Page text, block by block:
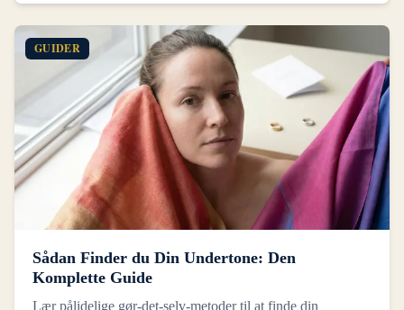
GUIDER
Sådan Finder du Din Undertone: Den
Komplette Guide
Lær pålidelige gør-det-selv-metoder til at finde din